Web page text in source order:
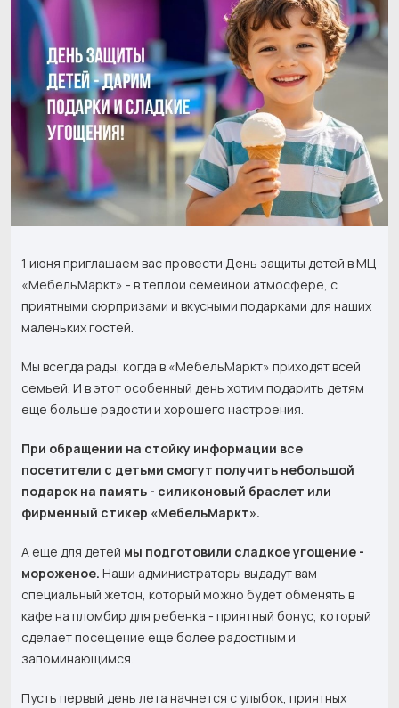
1 июня приглашаем вас провести День защиты детей в МЦ
«МебельМаркт» - в теплой семейной атмосфере, с
приятными сюрпризами и вкусными подарками для наших
маленьких гостей.
Мы всегда рады, когда в «МебельМаркт» приходят всей
семьей. И в этот особенный день хотим подарить детям
еще больше радости и хорошего настроения.
При обращении на стойку информации все
посетители с детьми смогут получить небольшой
подарок на память - силиконовый браслет или
фирменный стикер «МебельМаркт».
А еще для детей мы подготовили сладкое угощение -
мороженое. Наши администраторы выдадут вам
специальный жетон, который можно будет обменять в
кафе на пломбир для ребенка - приятный бонус, который
сделает посещение еще более радостным и
запоминающимся.
Пусть первый день лета начнется с улыбок, приятных
Обращение принято
В ближайшее время мы свяжемся с вами